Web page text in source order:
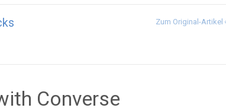
Zum Original-Artikel
Converse